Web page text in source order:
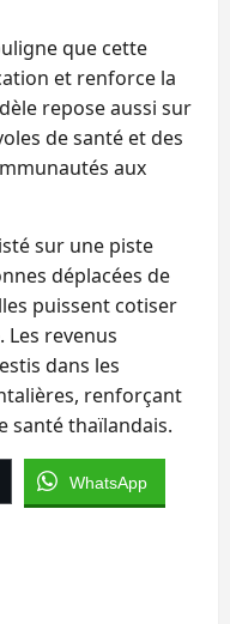
que cette
et renforce la
repose aussi sur
de santé et des
aux
sur une piste
déplacées de
puissent cotiser
Les revenus
dans les
renforçant
santé thaïlandais.
WhatsApp